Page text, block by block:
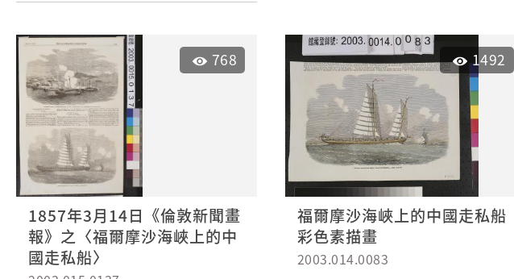
768
1857年3月14日《倫敦新聞畫
報》之〈福爾摩沙海峽上的中
國走私船〉
1492
福爾摩沙海峽上的中國走私船
彩色素描畫
2003.014.0083